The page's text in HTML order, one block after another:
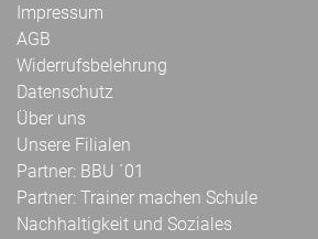
Impressum
AGB
Widerrufsbelehrung
Datenschutz
Über uns
Unsere Filialen
Partner: BBU ´01
Partner: Trainer machen Schule
Nachhaltigkeit und Soziales